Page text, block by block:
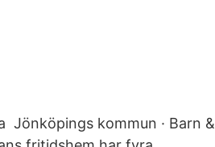
kommun · Barn &